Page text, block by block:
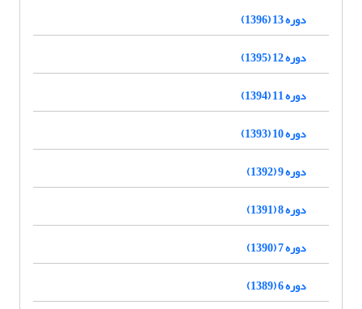
دوره 13 (1396)
دوره 12 (1395)
دوره 11 (1394)
دوره 10 (1393)
دوره 9 (1392)
دوره 8 (1391)
دوره 7 (1390)
دوره 6 (1389)